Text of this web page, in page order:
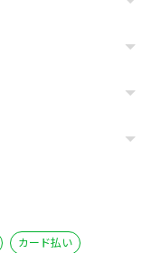
カード払い